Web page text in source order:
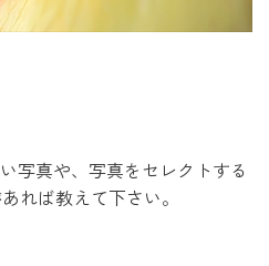
写真や、写真をセレクトする
れば教えて下さい。